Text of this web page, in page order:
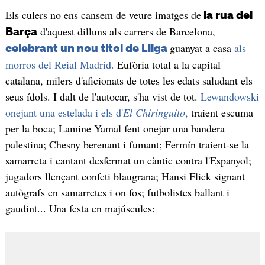
Els culers no ens cansem de veure imatges dela rua del
Barçad'aquest dilluns als carrers de Barcelona,
celebrant un nou títol de Lliga guanyat a casa als
morros del Reial Madrid. Eufòria total a la capital
catalana, milers d'aficionats de totes les edats saludant els
seus ídols. I dalt de l'autocar, s'ha vist de tot. Lewandowski
onejant una estelada i els d'El Chiringuito, traient escuma
per la boca; Lamine Yamal fent onejar una bandera
palestina; Chesny berenant i fumant; Fermín traient-se la
samarreta i cantant desfermat un càntic contra l'Espanyol;
jugadors llençant confeti blaugrana; Hansi Flick signant
autògrafs en samarretes i on fos; futbolistes ballant i
gaudint... Una festa en majúscules: